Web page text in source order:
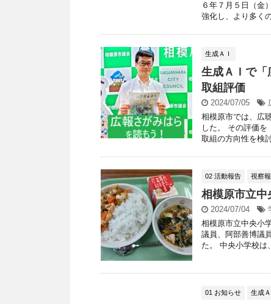
６年７月５日（金
強化し、より多く
生成ＡＩ
生成ＡＩで
取組評価
2024/07/05
相模原市では、広
した。 その評価を
取組の方向性を検
02 活動報告 視察
相模原市立中
2024/07/04
相模原市立中央小
議員、阿部善博議
た。 中央小学校は
01 お知らせ 生成Ａ